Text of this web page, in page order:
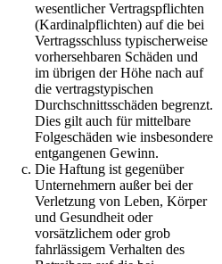
wesentlicher Vertragspflichten
(Kardinalpflichten) auf die bei
Vertragsschluss typischerweise
vorhersehbaren Schäden und
im übrigen der Höhe nach auf
die vertragstypischen
Durchschnittsschäden begrenzt.
Dies gilt auch für mittelbare
Folgeschäden wie insbesondere
entgangenen Gewinn.
Die Haftung ist gegenüber
Unternehmern außer bei der
Verletzung von Leben, Körper
und Gesundheit oder
vorsätzlichem oder grob
fahrlässigem Verhalten des